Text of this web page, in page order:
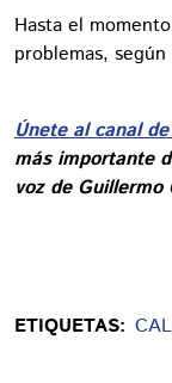
Hasta el
problemas,
Únete al canal
más importante
voz de Guillermo
ETIQUETAS: